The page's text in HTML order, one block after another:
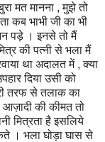
मत मानना , मुझे तो
कब भाभी जी का भी
पड़े । इनसे तो मैं
की पत्नी से भला मैं
था अदालत में , क्या
दिया उसी को
तरफ से तलाक का
की कीमत तो
मित्रता है इसलिये
। भला घोड़ा घास से